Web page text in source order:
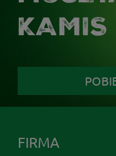
KAMIS
FIRMA